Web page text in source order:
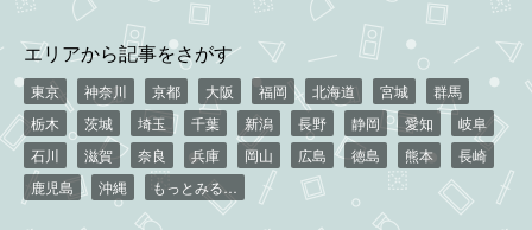
エリアから記事をさがす
東京 神奈川 京都 大阪 福岡 北海道 宮城
群馬
栃木
茨城 埼玉 千葉 新潟 長野 静岡 愛知
岐阜
石川
滋賀 奈良 兵庫 岡山 広島 徳島 熊本
長崎
鹿児島
沖縄 もっとみる…